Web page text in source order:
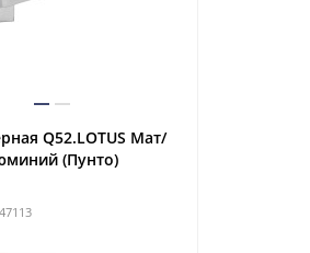
Q52.LOTUS Мат/
(Пунто)
47113